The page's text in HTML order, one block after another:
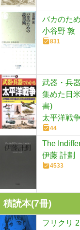
バカのた
小谷野 敦
831
武器・兵
集めた日
書)
太平洋戦
44
The
伊藤 計劃
4533
積読本(7冊)
フリクリ